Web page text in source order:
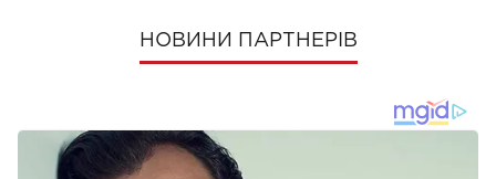
НОВИНИ ПАРТНЕРІВ